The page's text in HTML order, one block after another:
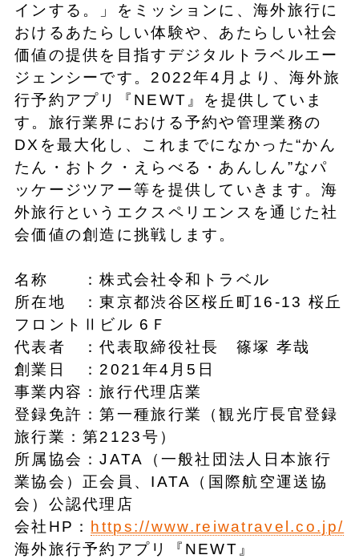
インする。」をミッションに、海外旅行に
おけるあたらしい体験や、あたらしい社会
価値の提供を目指すデジタルトラベルエー
ジェンシーです。2022年4月より、海外旅
行予約アプリ『NEWT』を提供していま
す。旅行業界における予約や管理業務の
DXを最大化し、これまでになかった“かん
たん・おトク・えらべる・あんしん”なパ
ッケージツアー等を提供していきます。海
外旅行というエクスペリエンスを通じた社
会価値の創造に挑戦します。
名称 ：株式会社令和トラベル
所在地 ：東京都渋谷区桜丘町16-13 桜丘
フロントⅡビル 6Ｆ
代表者 ：代表取締役社長 篠塚 孝哉
創業日 ：2021年4月5日
事業内容：旅行代理店業
登録免許：第一種旅行業（観光庁長官登録
旅行業：第2123号）
所属協会：JATA（一般社団法人日本旅行
業協会）正会員、IATA（国際航空運送協
会）公認代理店
会社HP： https://www.reiwatravel.co.jp/
海外旅行予約アプリ『NEWT』